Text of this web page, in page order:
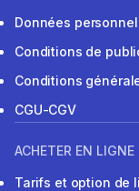
Données
Conditions de
Conditions
CGU-CGV
ACHETER EN LIGNE
Tarifs et option de